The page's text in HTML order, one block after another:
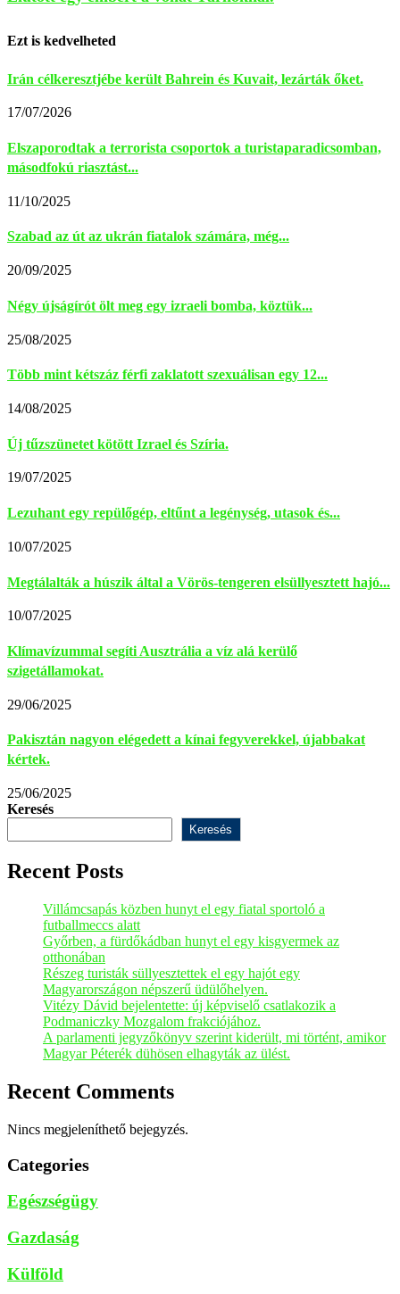
Ezt is kedvelheted
Irán célkeresztjébe került Bahrein és Kuvait, lezárták őket.
17/07/2026
Elszaporodtak a terrorista csoportok a turistaparadicsomban,
másodfokú riasztást...
11/10/2025
Szabad az út az ukrán fiatalok számára, még...
20/09/2025
Négy újságírót ölt meg egy izraeli bomba, köztük...
25/08/2025
Több mint kétszáz férfi zaklatott szexuálisan egy 12...
14/08/2025
Új tűzszünetet kötött Izrael és Szíria.
19/07/2025
Lezuhant egy repülőgép, eltűnt a legénység, utasok és...
10/07/2025
Megtálalták a húszik által a Vörös-tengeren elsüllyesztett hajó...
10/07/2025
Klímavízummal segíti Ausztrália a víz alá kerülő
szigetállamokat.
29/06/2025
Pakisztán nagyon elégedett a kínai fegyverekkel, újabbakat
kértek.
25/06/2025
Keresés
Keresés
Recent Posts
Villámcsapás közben hunyt el egy fiatal sportoló a
futballmeccs alatt
Győrben, a fürdőkádban hunyt el egy kisgyermek az
otthonában
Részeg turisták süllyesztettek el egy hajót egy
Magyarországon népszerű üdülőhelyen.
Vitézy Dávid bejelentette: új képviselő csatlakozik a
Podmaniczky Mozgalom frakciójához.
A parlamenti jegyzőkönyv szerint kiderült, mi történt, amikor
Magyar Péterék dühösen elhagyták az ülést.
Recent Comments
Nincs megjeleníthető bejegyzés.
Categories
Egészségügy
Gazdaság
Külföld